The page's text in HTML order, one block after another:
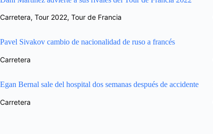
Carretera, Tour 2022, Tour de Francia
Pavel Sivakov cambio de nacionalidad de ruso a francés
Carretera
Egan Bernal sale del hospital dos semanas después de accidente
Carretera